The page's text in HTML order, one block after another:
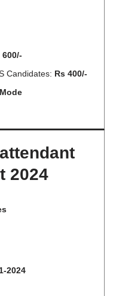
600/-
Candidates: Rs 400/-
2024
2024